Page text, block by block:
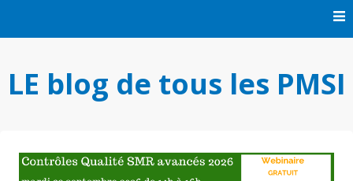
LE blog de tous les PMSI